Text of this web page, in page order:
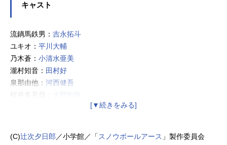
キャスト
流鏑馬鉄男： 吉永拓斗
ユキオ： 平川大輔
乃木蒼： 小清水亜美
瀧村矧音： 田村好
泉那由他： 河西健吾
桜井多見哉：
西園寺真琴：
森永千才
(C)辻次夕日郎 ／小学館／「 スノウボールアース 」製作委員会